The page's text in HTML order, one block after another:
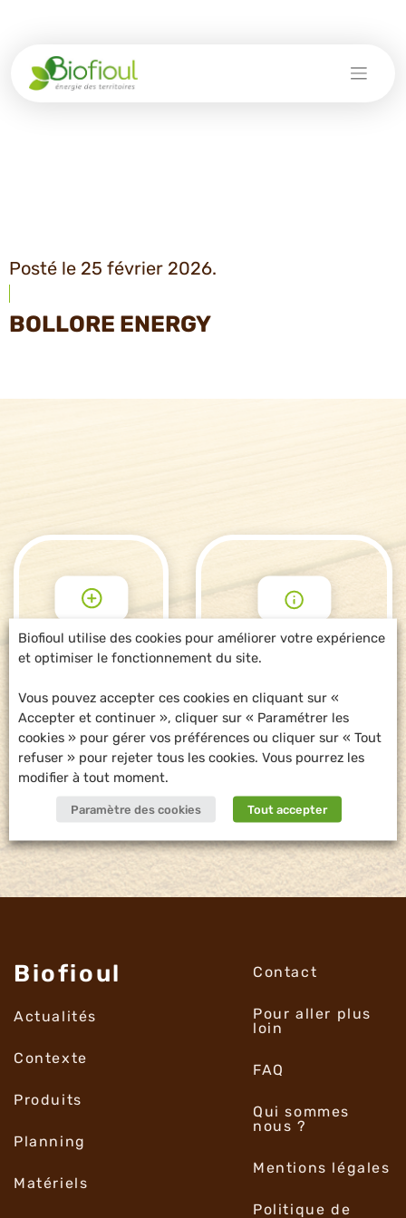
Posté le 25 février 2026.
BOLLORE ENERGY
POUR ALLER
PLUS LOIN
DEMANDE
D'INFORMATIONS
Biofioul
Actualités
Contexte
Produits
Planning
Matériels
Contact
Pour aller plus
loin
FAQ
Qui sommes
nous ?
Mentions légales
Politique de
Biofioul utilise des cookies pour améliorer votre expérience
et optimiser le fonctionnement du site.
Vous pouvez accepter ces cookies en cliquant sur «
Accepter et continuer », cliquer sur « Paramétrer les
cookies » pour gérer vos préférences ou cliquer sur « Tout
refuser » pour rejeter tous les cookies. Vous pourrez les
modifier à tout moment.
Paramètre des cookies Tout accepter